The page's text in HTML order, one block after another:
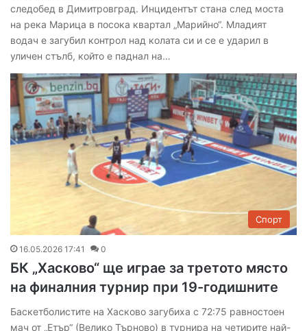
следобед в Димитровград. Инцидентът стана след моста
на река Марица в посока квартал „Марийно“. Младият
водач е загубил контрол над колата си и се е ударил в
уличен стълб, който е паднал на…
Спорт
16.05.2026 17:41 0
БК „Хасково“ ще играе за третото място
на финалния турнир при 19-годишните
Баскетболистите на Хасково загубиха с 72:75 равностоен
мач от „Етър“ (Велико Търново) в турнира на четирите най-